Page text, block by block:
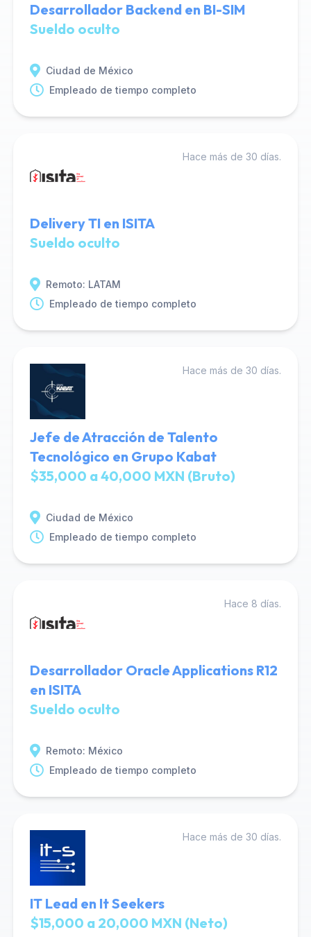
Desarrollador Backend en BI-SIM
Sueldo oculto
Ciudad de México
Empleado de tiempo completo
Hace más de 30 días.
Delivery TI en ISITA
Sueldo oculto
Remoto: LATAM
Empleado de tiempo completo
Hace más de 30 días.
Jefe de Atracción de Talento
Tecnológico en Grupo Kabat
$35,000 a 40,000 MXN (Bruto)
Ciudad de México
Empleado de tiempo completo
Hace 8 días.
Desarrollador Oracle Applications R12
en ISITA
Sueldo oculto
Remoto: México
Empleado de tiempo completo
Hace más de 30 días.
IT Lead en It Seekers
$15,000 a 20,000 MXN (Neto)